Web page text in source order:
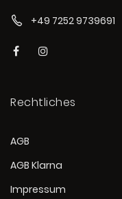
+49 7252 9739691
Rechtliches
AGB
AGB Klarna
Impressum